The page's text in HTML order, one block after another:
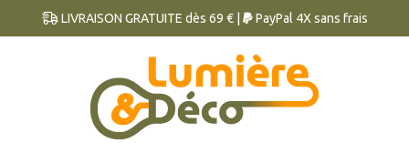
LIVRAISON GRATUITE dès 69 € | PayPal 4X sans frais